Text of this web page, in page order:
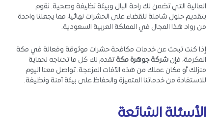
العالية التي تضمن لك راحة البال وبيئة نظيفة وصحية. نقوم
بتقديم حلول شاملة للقضاء على الحشرات نهائيا، مما يجعلنا واحدة
من رواد هذا المجال في المملكة العربية السعودية.
إذا كنت تبحث عن خدمات مكافحة حشرات موثوقة وفعالة في مكة
المكرمة، فإن شركة جوهرة مكة تقدم لك كل ما تحتاجه لحماية
منزلك أو مكان عملك من هذه الآفات المزعجة. تواصل معنا اليوم
للاستفادة من خدماتنا المتميزة والحفاظ على بيئة آمنة ونظيفة.
الأسئلة الشائعة